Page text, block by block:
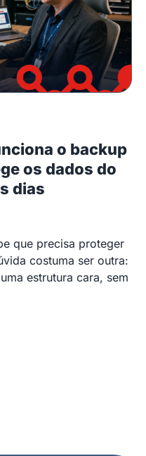
o backup
os dados do
dias
que precisa proteger
costuma ser outra:
estrutura cara, sem